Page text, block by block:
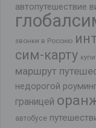
автопутешествие
звонки в Россию
сим-карту
маршрут
недорогой
границей
автобусе